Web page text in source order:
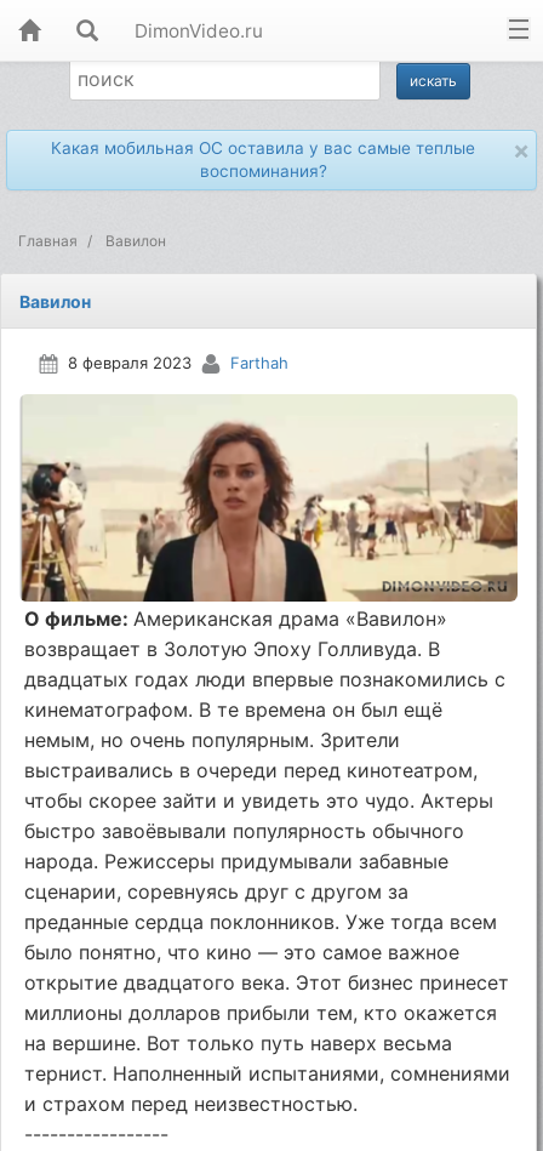
DimonVideo.ru
×
Какая мобильная ОС оставила у вас самые теплые
воспоминания?
Главная Вавилон
Вавилон
8 февраля 2023 Farthah
О фильме:Американская драма «Вавилон»
возвращает в Золотую Эпоху Голливуда. В
двадцатых годах люди впервые познакомились с
кинематографом. В те времена он был ещё
немым, но очень популярным. Зрители
выстраивались в очереди перед кинотеатром,
чтобы скорее зайти и увидеть это чудо. Актеры
быстро завоёвывали популярность обычного
народа. Режиссеры придумывали забавные
сценарии, соревнуясь друг с другом за
преданные сердца поклонников. Уже тогда всем
было понятно, что кино — это самое важное
открытие двадцатого века. Этот бизнес принесет
миллионы долларов прибыли тем, кто окажется
на вершине. Вот только путь наверх весьма
тернист. Наполненный испытаниями, сомнениями
и страхом перед неизвестностью.
-----------------